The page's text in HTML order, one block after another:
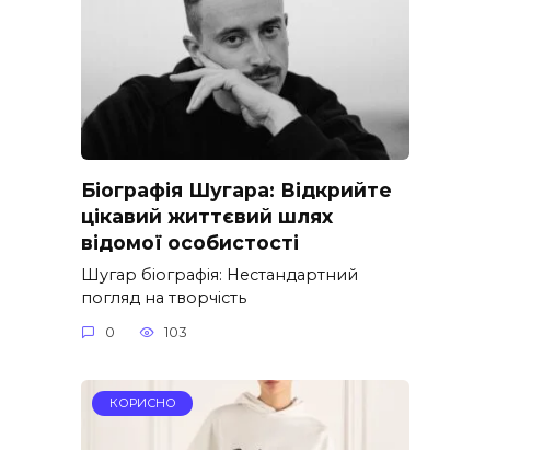
Біографія Шугара: Відкрийте
цікавий життєвий шлях
відомої особистості
Шугар біографія: Нестандартний
погляд на творчість
0 103
КОРИСНО